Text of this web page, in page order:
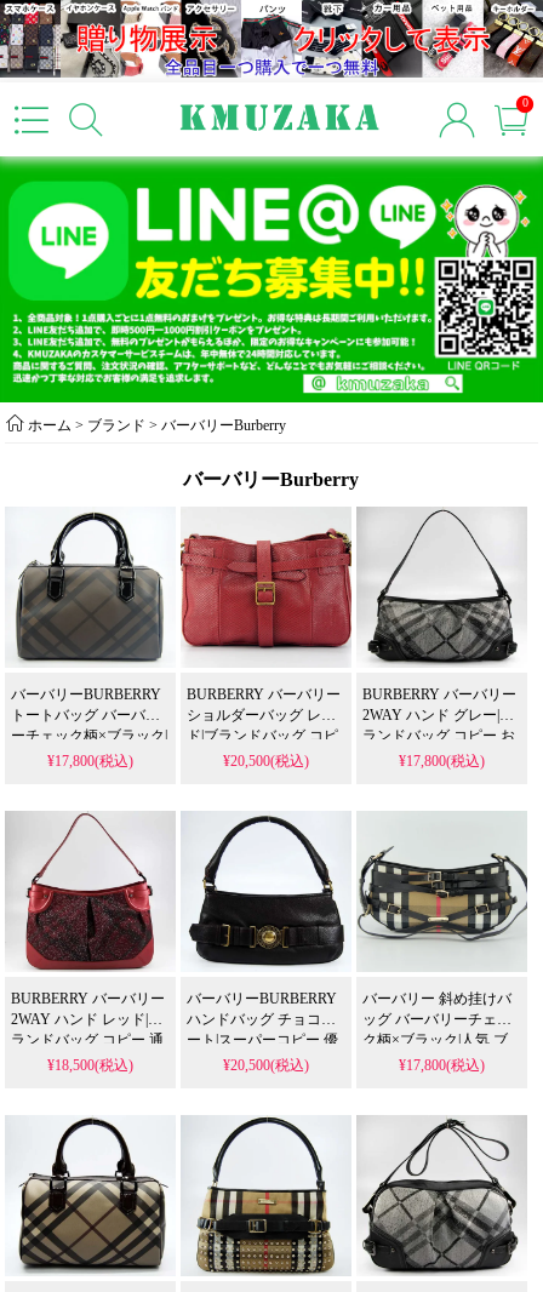
0
ホーム > ブランド > バーバリーBurberry
バーバリーBurberry
バーバリーBURBERRY
トートバッグ バーバリ
ーチェック柄×ブラック|
韓国流行り ブランドバ
¥17,800(税込)
BURBERRY バーバリー
ショルダーバッグ レッ
ド|ブランドバッグ コピ
ー 通販¥20,500(税込)
BURBERRY バーバリー
2WAY ハンド グレー|ブ
ランドバッグ コピー お
すすめ¥17,800(税込)
BURBERRY バーバリー
2WAY ハンド レッド|ブ
ランドバッグ コピー 通
¥18,500(税込)
バーバリーBURBERRY
ハンドバッグ チョコレ
ート|スーパーコピー 優
良サイト¥20,500(税込)
バーバリー 斜め挂けバ
ッグ バーバリーチェッ
ク柄×ブラック|人気 ブ
ランド バッグ
¥17,800(税込)